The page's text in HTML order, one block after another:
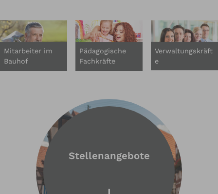
Mitarbeiter im
Bauhof
Pädagogische
Fachkräfte
Verwaltungskräft
e
Stellenangebote